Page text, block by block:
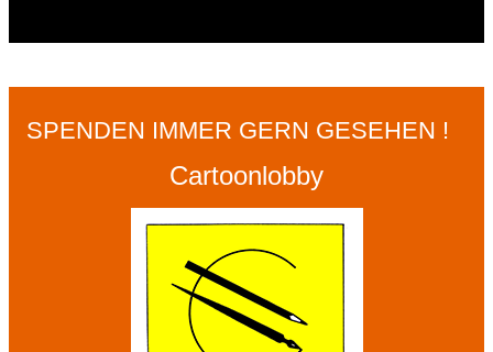
SPENDEN IMMER GERN GESEHEN !
Cartoonlobby